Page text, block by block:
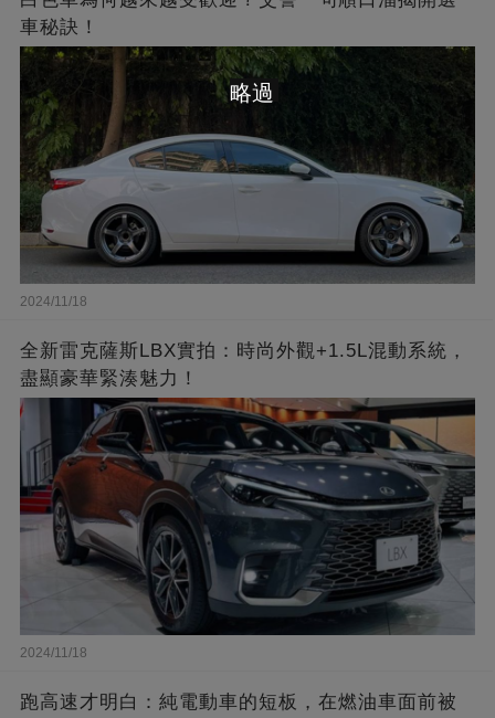
車秘訣！
2024/11/18
全新雷克薩斯LBX實拍：時尚外觀+1.5L混動系統，
盡顯豪華緊湊魅力！
2024/11/18
跑高速才明白：純電動車的短板，在燃油車面前被
略過